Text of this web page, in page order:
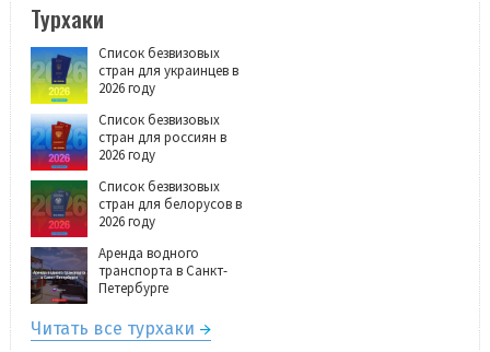
Турхаки
Список безвизовых
стран для украинцев в
2026 году
Список безвизовых
стран для россиян в
2026 году
Список безвизовых
стран для белорусов в
2026 году
Аренда водного
транспорта в Санкт-
Петербурге
Читать все турхаки